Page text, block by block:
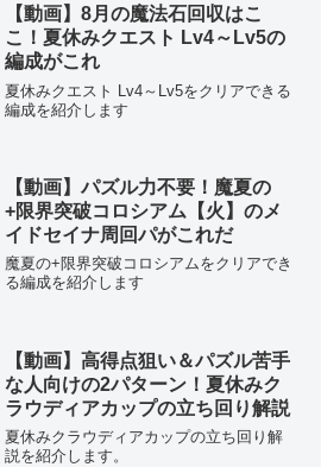
【動画】8月の魔法石回収はこ
こ！夏休みクエスト Lv4～Lv5の
編成がこれ
夏休みクエスト Lv4～Lv5をクリアできる
編成を紹介します
【動画】パズル力不要！魔夏の
+限界突破コロシアム【火】のメ
イドセイナ周回パがこれだ
魔夏の+限界突破コロシアムをクリアでき
る編成を紹介します
【動画】高得点狙い＆パズル苦手
な人向けの2パターン！夏休みク
ラウディアカップの立ち回り解説
夏休みクラウディアカップの立ち回り解
説を紹介します。